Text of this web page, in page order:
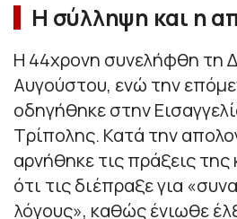
Η σύλληψη και η
Η 44χρονη συνελήφθη τη
Αυγούστου, ενώ την
οδηγήθηκε στην
Τρίπολης. Κατά την
αρνήθηκε τις πράξεις
ότι τις διέπραξε για
λόγους», καθώς ένιωθε